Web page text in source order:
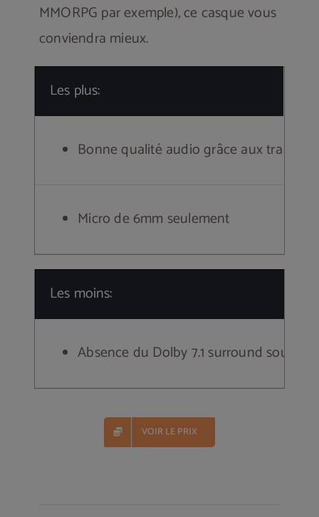
MMORPG par exemple), ce casque vous
conviendra mieux.
Les plus:
Bonne qualité audio grâce aux
Micro de 6mm seulement
Les moins:
Absence du Dolby 7.1 surround sound
VOIR LE PRIX